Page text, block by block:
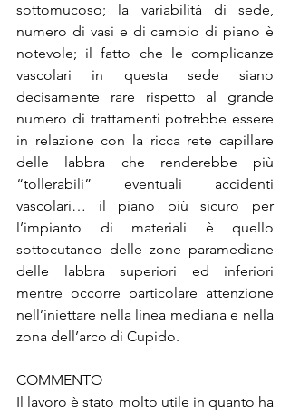
sottomucoso; la variabilità di sede,
numero di vasi e di cambio di piano è
notevole; il fatto che le complicanze
vascolari in questa sede siano
decisamente rare rispetto al grande
numero di trattamenti potrebbe essere
in relazione con la ricca rete capillare
delle labbra che renderebbe più
“tollerabili” eventuali accidenti
vascolari… il piano più sicuro per
l’impianto di materiali è quello
sottocutaneo delle zone paramediane
delle labbra superiori ed inferiori
mentre occorre particolare attenzione
nell’iniettare nella linea mediana e nella
zona dell’arco di Cupido.
COMMENTO
Il lavoro è stato molto utile in quanto ha